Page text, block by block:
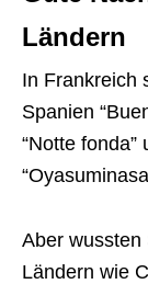
Ländern
In Frankreich
Spanien
“Notte
Aber wussten
Ländern wie